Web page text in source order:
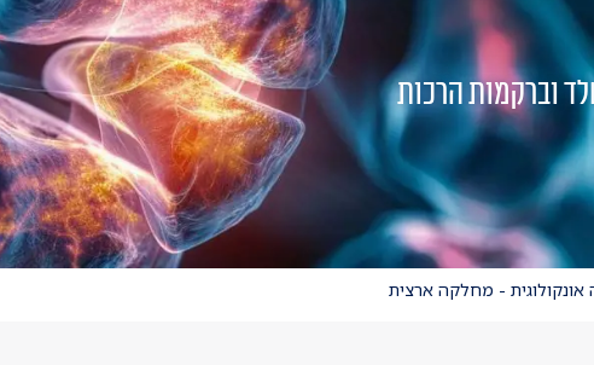
וברקמות הרכות
אונקולוגית - מחלקה ארצית